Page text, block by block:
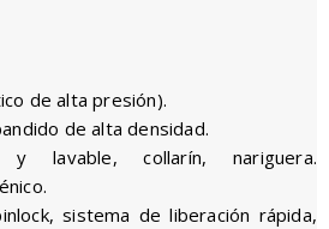
de alta presión).
de alta densidad.
y lavable, collarín, nariguera.
sistema de liberación rápida,